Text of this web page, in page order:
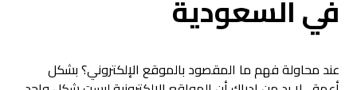
في السعودية
عند محاولة فهم ما المقصود بالموقع الإلكتروني؟ بشكل